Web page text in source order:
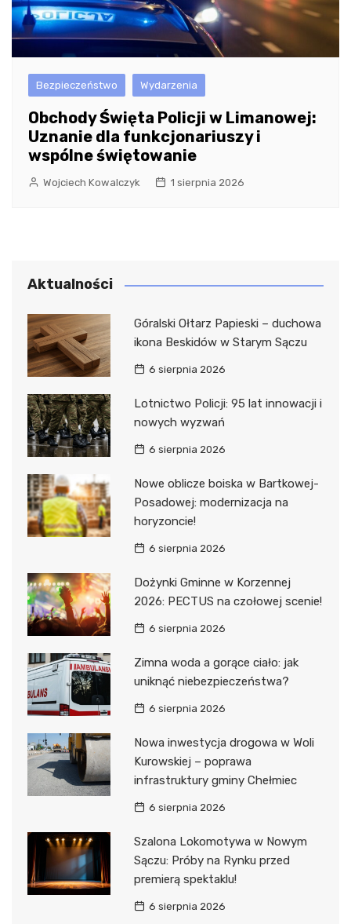
Bezpieczeństwo Wydarzenia
Obchody Święta Policji w Limanowej:
Uznanie dla funkcjonariuszy i
wspólne świętowanie
Wojciech Kowalczyk 1 sierpnia 2026
Aktualności
Góralski Ołtarz Papieski – duchowa
ikona Beskidów w Starym Sączu
6 sierpnia 2026
Lotnictwo Policji: 95 lat innowacji i
nowych wyzwań
6 sierpnia 2026
Nowe oblicze boiska w Bartkowej-
Posadowej: modernizacja na
horyzoncie!
6 sierpnia 2026
Dożynki Gminne w Korzennej
2026: PECTUS na czołowej scenie!
6 sierpnia 2026
Zimna woda a gorące ciało: jak
uniknąć niebezpieczeństwa?
6 sierpnia 2026
Nowa inwestycja drogowa w Woli
Kurowskiej – poprawa
infrastruktury gminy Chełmiec
6 sierpnia 2026
Szalona Lokomotywa w Nowym
Sączu: Próby na Rynku przed
premierą spektaklu!
6 sierpnia 2026